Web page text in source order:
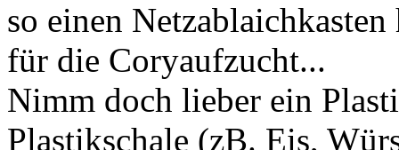
so einen
für die Coryaufzucht...
Nimm doch lieber ein
Plastikschale (zB. Eis,